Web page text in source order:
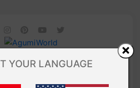
YOUR LANGUAGE